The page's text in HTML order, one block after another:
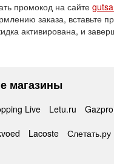
промокод на сайте
заказа, вставьте
активирована, и
магазины
Live Letu.ru
Lacoste Слетать.ру